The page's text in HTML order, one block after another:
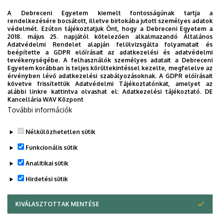
Szervezeti egység
Debreceni Egyetem, Gazdaságtudományi Kar,
Számviteli és Pénzügyi Intézet
Tudóstér profil
A Debreceni Egyetem kiemelt fontosságúnak tartja a
rendelkezésére bocsátott, illetve birtokába jutott személyes adatok
védelmét. Ezúton tájékoztatjuk Önt, hogy a Debreceni Egyetem a
2018. május 25. napjától kötelezően alkalmazandó Általános
Adatvédelmi Rendelet alapján felülvizsgálta folyamatait és
beépítette a GDPR előírásait az adatkezelési és adatvédelmi
tevékenységébe. A felhasználók személyes adatait a Debreceni
Egyetem korábban is teljes körültekintéssel kezelte, megfelelve az
érvényben lévő adatkezelési szabályozásoknak. A GDPR előírásait
követve frissítettük Adatvédelmi Tájékoztatónkat, amelyet az
alábbi linkre kattintva olvashat el:Adatkezelési tájékoztató. DE
Kancellária WAV Központ
További információk
Nélkülözhetetlen sütik
Funkcionális sütik
Analitikai sütik
Hirdetési sütik
KIVÁLASZTOTTAK MENTÉSE
WITHDRAW CONSENT